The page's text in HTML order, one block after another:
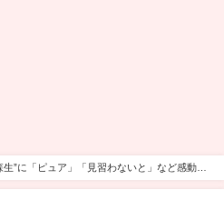
生”に「ピュア」「見習わないと」など感動の
す！～ヤンキー君と白杖ガール～」